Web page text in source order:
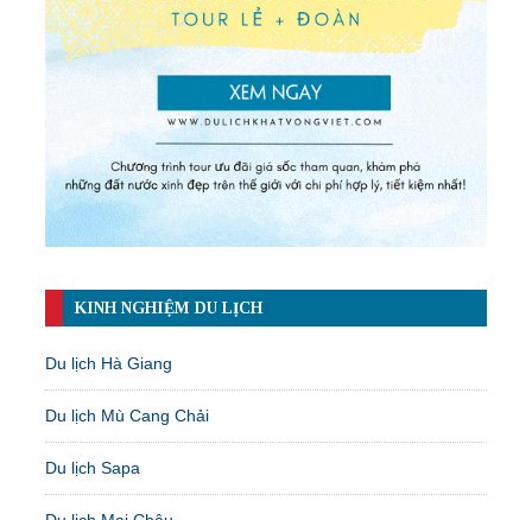
KINH NGHIỆM DU LỊCH
Du lịch Hà Giang
Du lịch Mù Cang Chải
Du lịch Sapa